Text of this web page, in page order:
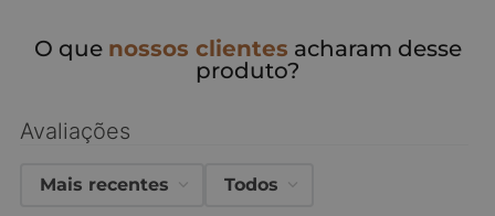
O que nossos clientes acharam desse
produto?
Avaliações
Mais recentes Todos